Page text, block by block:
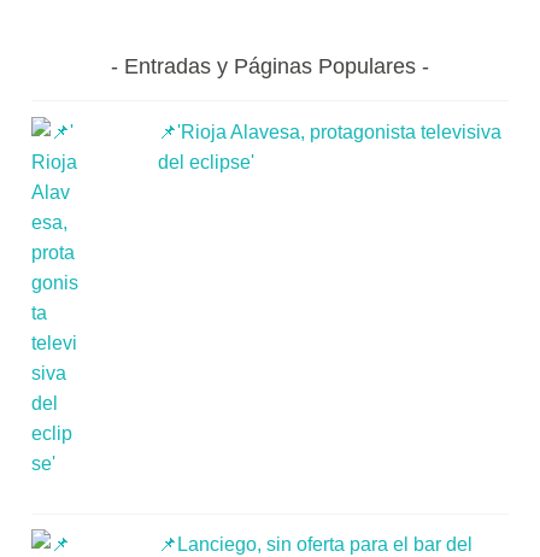
Entradas y Páginas Populares
📌'Rioja Alavesa, protagonista televisiva
del eclipse'
📌Lanciego, sin oferta para el bar del